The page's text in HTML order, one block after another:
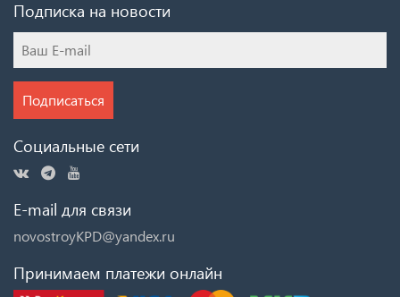
Подписка на новости
Подписаться
Социальные сети
E-mail для связи
novostroyKPD@yandex.ru
Принимаем платежи онлайн